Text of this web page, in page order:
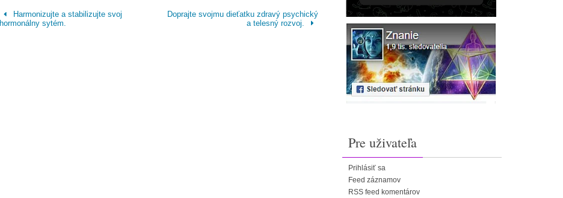
Harmonizujte a stabilizujte svoj
hormonálny sytém.
Doprajte svojmu dieťatku zdravý psychický
a telesný rozvoj.
Pre uživateľa
Prihlásiť sa
Feed záznamov
RSS feed komentárov